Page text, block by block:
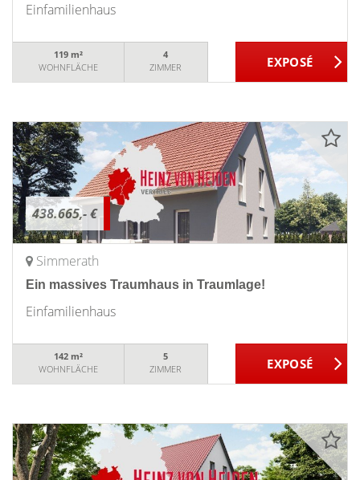
Einfamilienhaus
119 m²
WOHNFLÄCHE
4
ZIMMER
438.665,- €
Simmerath
Ein massives Traumhaus in Traumlage!
Einfamilienhaus
142 m²
WOHNFLÄCHE
5
ZIMMER